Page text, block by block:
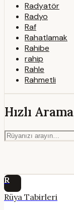
Radyatör
Radyo
Raf
Rahatlamak
Rahibe
rahip
Rahle
Rahmetli
Hızlı Arama
R
Rüya Tabirleri